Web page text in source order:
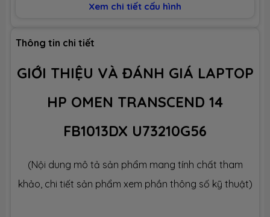
BỘ NHỚ MÁY (RAM)
Dung lượng
Công nghệ LPDDR5x 7467MHz
Dung lượng SSD 1TB M.2
Xem chi tiết cấu hình
Thông tin chi tiết
GIỚI THIỆU VÀ ĐÁNH GIÁ LAPTOP
HP OMEN TRANSCEND 14
FB1013DX U73210G56
(Nội dung mô tả sản phẩm mang tính chất tham
khảo, chi tiết sản phẩm xem phần thông số kỹ thuật)